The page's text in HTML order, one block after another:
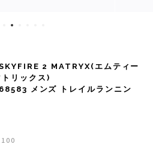
ル)ーズ)
2 MATRYX(エムティー
リックス)
メンズ トレイルランニン